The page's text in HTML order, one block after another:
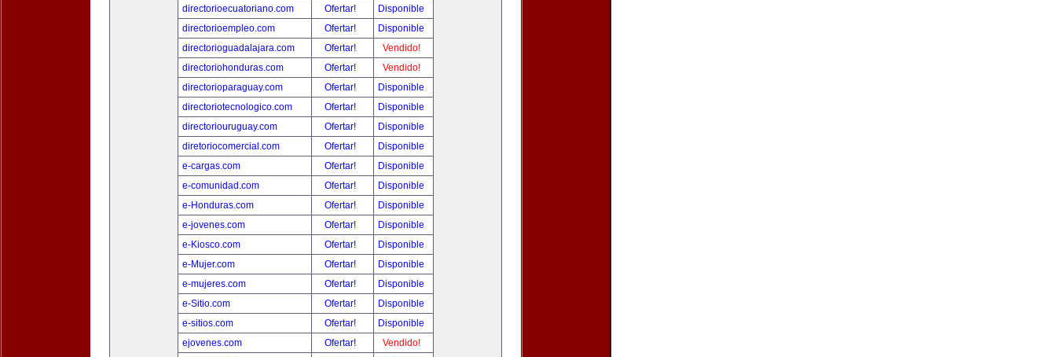
directorioecuatoriano.com
Ofertar!
Disponible
directorioempleo.com
Ofertar!
Disponible
directorioguadalajara.com
Ofertar!
Vendido!
directoriohonduras.com
Ofertar!
Vendido!
directorioparaguay.com
Ofertar!
Disponible
directoriotecnologico.com
Ofertar!
Disponible
directoriouruguay.com
Ofertar!
Disponible
diretoriocomercial.com
Ofertar!
Disponible
e-cargas.com
Ofertar!
Disponible
e-comunidad.com
Ofertar!
Disponible
e-Honduras.com
Ofertar!
Disponible
e-jovenes.com
Ofertar!
Disponible
e-Kiosco.com
Ofertar!
Disponible
e-Mujer.com
Ofertar!
Disponible
e-mujeres.com
Ofertar!
Disponible
e-Sitio.com
Ofertar!
Disponible
e-sitios.com
Ofertar!
Disponible
ejovenes.com
Ofertar!
Vendido!